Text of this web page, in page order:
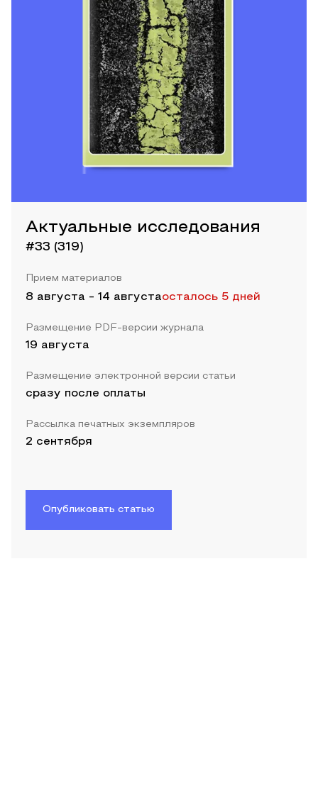
Актуальные исследования
#33 (319)
Прием материалов
8 августа - 14 августаосталось 5 дней
Размещение PDF-версии журнала
19 августа
Размещение электронной версии статьи
сразу после оплаты
Рассылка печатных экземпляров
2 сентября
Опубликовать статью